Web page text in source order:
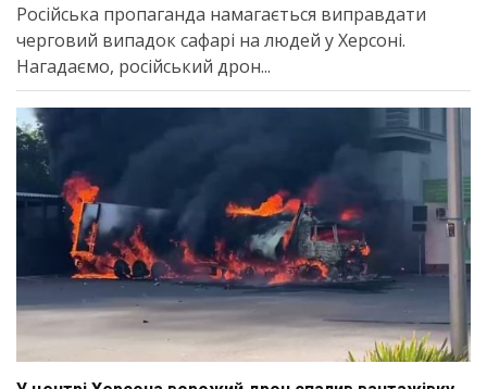
Російська пропаганда намагається виправдати
черговий випадок сафарі на людей у Херсоні.
Нагадаємо, російський дрон...